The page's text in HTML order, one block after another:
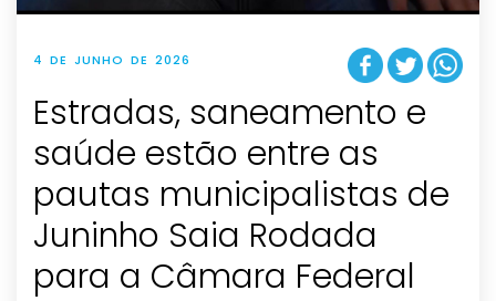
4 DE JUNHO DE 2026
Estradas, saneamento e
saúde estão entre as
pautas municipalistas de
Juninho Saia Rodada
para a Câmara Federal